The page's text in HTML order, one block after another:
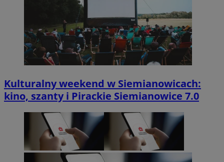
Kulturalny weekend w Siemianowicach:
kino, szanty i Pirackie Siemianowice 7.0